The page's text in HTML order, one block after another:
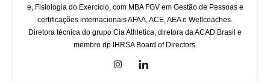
e, Fisiologia do Exercício, com MBA FGV em Gestão de Pessoas e
certificações internacionais AFAA, ACE, AEA e Wellcoaches.
Diretora técnica do grupo Cia Athletica, diretora da ACAD Brasil e
membro dp IHRSA Board of Directors.